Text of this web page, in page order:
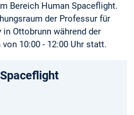
Bereich Human Spaceflight.
der Professur für
Ottobrunn während der
10:00 - 12:00 Uhr statt.